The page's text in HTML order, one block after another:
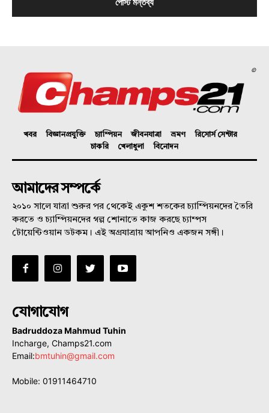
©
খবর বিজ্ঞানপ্রযুক্তি চ্যাম্পিয়ন জীবনযাত্রা ভ্রমণ
রিসোর্স সেন্টার
চাকরি
খেলাধুলা বিনোদন
আমাদের সম্পর্কে
২০১০ সালে যাত্রা শুরুর পর থেকেই একুশ শতকের চ্যাম্পিয়নদের তৈরি
করতে ও চ্যাম্পিয়নদের গল্প শোনাতে কাজ করছে চ্যাম্পস
টোয়েন্টিওয়ান ডটকম। এই অগ্রযাত্রায় আপনিও একজন সঙ্গী।
যোগাযোগ
Badruddoza Mahmud Tuhin
Incharge, Champs21.com
Email:bmtuhin@gmail.com
Mobile: 01911464710